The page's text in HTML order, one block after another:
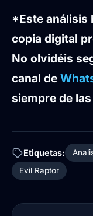
*Este análisis
copia digital
No olvidéis
canal de
siempre de
Etiquetas:
Evil Raptor